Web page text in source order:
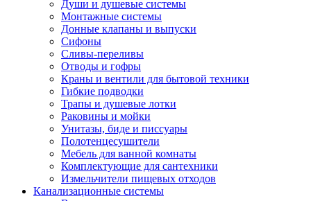
Души и душевые системы
Монтажные системы
Донные клапаны и выпуски
Сифоны
Сливы-переливы
Отводы и гофры
Краны и вентили для бытовой техники
Гибкие подводки
Трапы и душевые лотки
Раковины и мойки
Унитазы, биде и писсуары
Полотенцесушители
Мебель для ванной комнаты
Комплектующие для сантехники
Измельчители пищевых отходов
Канализационные системы